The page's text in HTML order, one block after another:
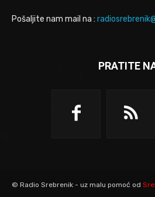
Pošaljite nam mail na :
PRATITE
© Radio Srebrenik - uz malu pomoć od